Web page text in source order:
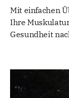
Mit einfachen
Ihre
Gesundheit